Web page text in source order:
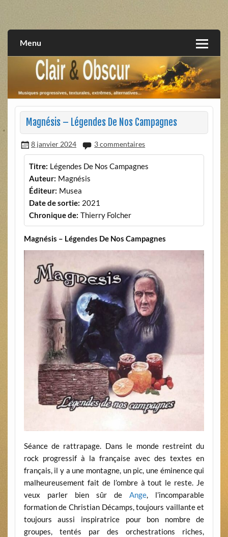
extrêmes, alternatives, texturales
Menu
Magnésis – Légendes De Nos Campagnes
8 janvier 2024 3 commentaires
Titre: Légendes De Nos Campagnes
Auteur: Magnésis
Éditeur: Musea
Date de sortie: 2021
Chronique de: Thierry Folcher
Magnésis – Légendes De Nos Campagnes
Séance de rattrapage. Dans le monde restreint du
rock progressif à la française avec des textes en
français, il y a une montagne, un pic, une éminence qui
malheureusement fait de l’ombre à tout le reste. Je
veux parler bien sûr deAnge, l’incomparable
formation de Christian Décamps, toujours vaillante et
toujours aussi inspiratrice pour bon nombre de
groupes, tentés par des orchestrations riches,